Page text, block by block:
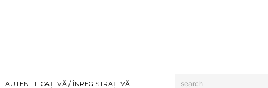
AUTENTIFICAȚI-VĂ / ÎNREGISTRAȚI-VĂ search